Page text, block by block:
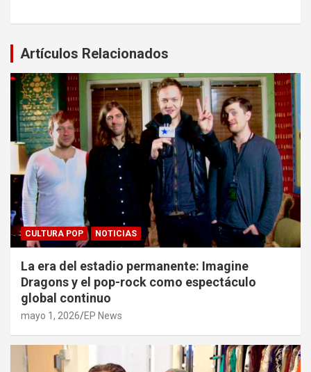
Artículos Relacionados
CULTURA POP NOTICIAS
La era del estadio permanente: Imagine
Dragons y el pop-rock como espectáculo
global continuo
mayo 1, 2026 EP News